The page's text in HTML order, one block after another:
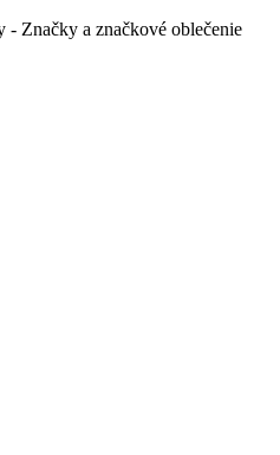
- Značky a značkové oblečenie